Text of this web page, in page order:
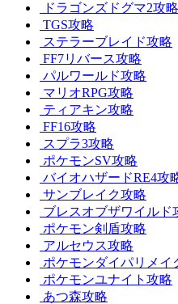
ドラゴンズドグマ2攻略
TGS攻略
ステラーブレイド攻略
FF7リバース攻略
パルワールド攻略
マリオRPG攻略
ティアキン攻略
FF16攻略
スプラ3攻略
ポケモンSV攻略
バイオハザードRE4攻
サンブレイク攻略
ブレスオブザワイルド
ポケモン剣盾攻略
アルセウス攻略
ポケモンダイパリメイ
ポケモンユナイト攻略
あつ森攻略